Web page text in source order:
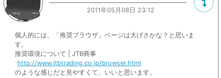
2011年05月08日 23:12
個人的には、「推奨ブラウザ」ページは大げさかな？と思いま
す。
推奨環境について | JTB商事
http://www.jtbtrading.co.jp/browser.html
のような感じだと見やすくて、いいと思います。